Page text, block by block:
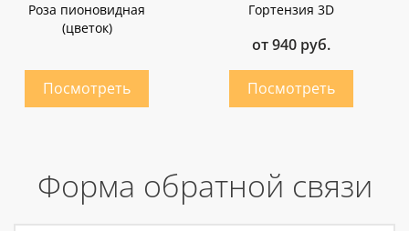
Роза пионовидная
(цветок)
Гортензия 3D
от 940 руб.
Форма обратной связи